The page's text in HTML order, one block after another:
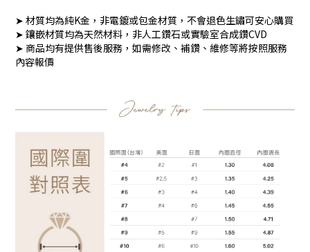
➤ 材質均為純K金，非電鍍或包金材質，不會退色生鏽可安心購買
➤ 鑲嵌材質均為天然材料，非人工鑽石或實驗室合成鑽CVD
➤ 商品均有提供售後服務，如需修改、補鑽、維修等將按照服務
內容報價